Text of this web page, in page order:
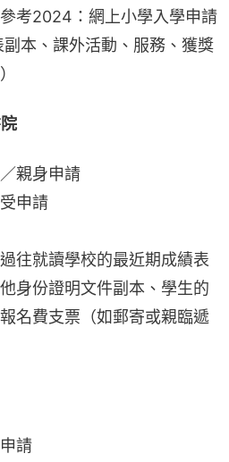
考2024：網上小學入學申請
本、課外活動、服務、獲獎
親身申請
申請
往就讀學校的最近期成績表
身份證明文件副本、學生的
名費支票（如郵寄或親臨遞
請